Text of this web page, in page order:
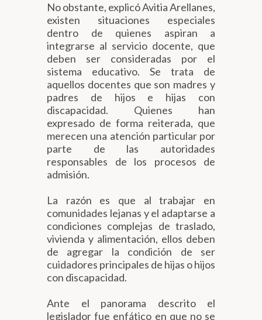
No obstante, explicó Avitia Arellanes,
existen situaciones especiales
dentro de quienes aspiran a
integrarse al servicio docente, que
deben ser consideradas por el
sistema educativo. Se trata de
aquellos docentes que son madres y
padres de hijos e hijas con
discapacidad. Quienes han
expresado de forma reiterada, que
merecen una atención particular por
parte de las autoridades
responsables de los procesos de
admisión.
La razón es que al trabajar en
comunidades lejanas y el adaptarse a
condiciones complejas de traslado,
vivienda y alimentación, ellos deben
de agregar la condición de ser
cuidadores principales de hijas o hijos
con discapacidad.
Ante el panorama descrito el
legislador fue enfático en que no se